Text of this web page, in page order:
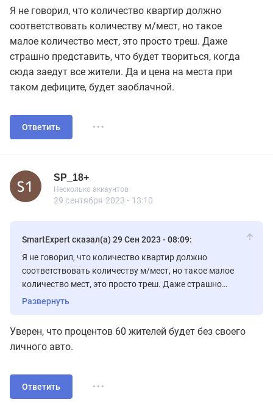
Я не говорил, что количество квартир должно
соответствовать количеству м/мест, но такое
малое количество мест, это просто треш. Даже
страшно представить, что будет твориться, когда
сюда заедут все жители. Да и цена на места при
таком дефиците, будет заоблачной.
Ответить ...
SP_18+
SP_18+
Несколько аккаунтов
Пользователь
Несколько аккаунтов
31 сообщений
29 сентября 2023 - 13:10
SmartExpert сказал(а) 29 Сен 2023 - 08:09:
Я не говорил, что количество квартир должно
соответствовать количеству м/мест, но такое малое
количество мест, это просто треш. Даже страшно
представить, что будет твориться, когда сюда заедут
Развернуть
Уверен, что процентов 60 жителей будет без своего
личного авто.
Ответить ...